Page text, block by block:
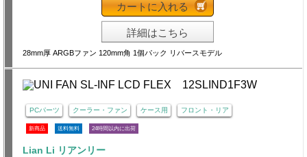
カートに入れる
詳細はこちら
28mm厚 ARGBファン 120mm角 1個パック リバースモデル
PCパーツ クーラー・ファン ケース用 フロント・リア
新商品 送料無料 24時間以内に出荷
Lian Li リアンリー